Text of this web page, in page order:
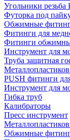
Угольники резьба
Футорка под
Обжимные
Фитинги для
Фитинги
Инструмент для
Труба защитная
PUSH фитинги
Инструмент для
Гибка труб
Калибраторы
Пресс инструмент
Обжимные